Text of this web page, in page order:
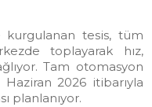
kurgulanan tesis, tüm
toplayarak hız,
Tam otomasyon
Haziran 2026 itibarıyla
planlanıyor.